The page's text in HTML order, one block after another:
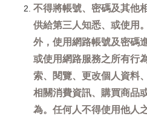
不得將帳號、密碼及其他
供給第三人知悉、或使用
外，使用網路帳號及密碼
或使用網路服務之所有行
索、閱覽、更改個人資料
相關消費資訊、購買商品
為。任何人不得使用他人